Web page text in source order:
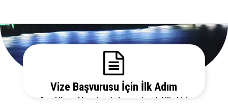
Vize Başvurusu İçin İlk Adım
Gerekli evrakları sitemizden temin edebilir, bizi